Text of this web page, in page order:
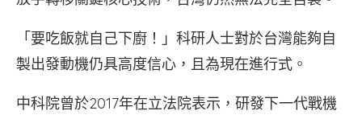
「要吃飯就自己下廚！」科研人士對於台灣能夠自
製出發動機仍具高度信心，且為現在進行式。
中科院曾於2017年在立法院表示，研發下一代戰機